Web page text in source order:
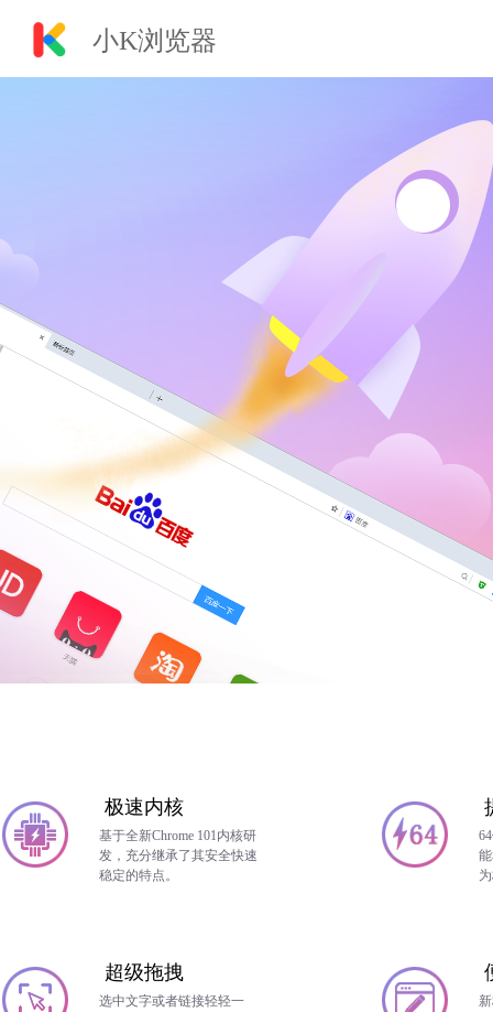
小K浏览器
极速内核
基于全新Chrome 101内核研
发，充分继承了其安全快速
稳定的特点。
超级拖拽
选中文字或者链接轻轻一